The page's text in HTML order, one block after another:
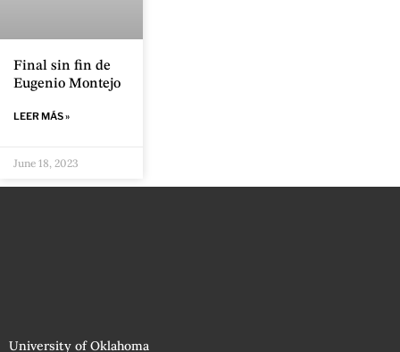
Final sin fin de
Eugenio Montejo
LEER MÁS »
June 18, 2023
University of Oklahoma